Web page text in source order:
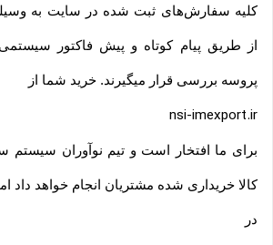
کلیه سفارش‌‏های ثبت شده در سایت به
از طریق پیام کوتاه و پیش فاکتور
پروسه بررسی قرار میگیرند. خرید شما از
nsi-imexport.ir
برای ما افتخار است و تیم نوآوران سیستم
کالا خریداری شده مشتریان انجام خواهد داد
در